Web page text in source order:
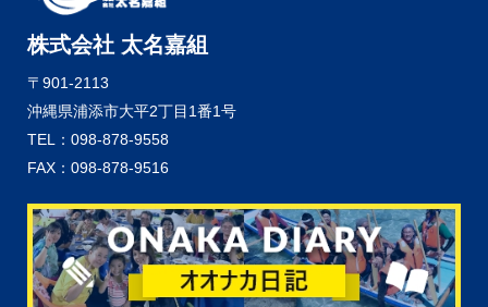
株式会社 太名嘉組
〒901-2113
沖縄県浦添市大平2丁目1番1号
TEL：098-878-9558
FAX：098-878-9516